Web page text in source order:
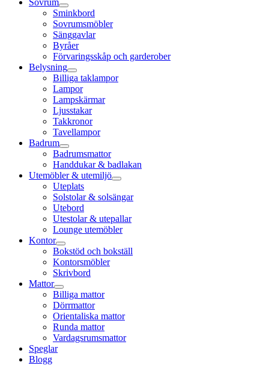
Sovrum
Sminkbord
Sovrumsmöbler
Sänggavlar
Byråer
Förvaringsskåp och garderober
Belysning
Billiga taklampor
Lampor
Lampskärmar
Ljusstakar
Takkronor
Tavellampor
Badrum
Badrumsmattor
Handdukar & badlakan
Utemöbler & utemiljö
Uteplats
Solstolar & solsängar
Utebord
Utestolar & utepallar
Lounge utemöbler
Kontor
Bokstöd och bokställ
Kontorsmöbler
Skrivbord
Mattor
Billiga mattor
Dörrmattor
Orientaliska mattor
Runda mattor
Vardagsrumsmattor
Speglar
Blogg